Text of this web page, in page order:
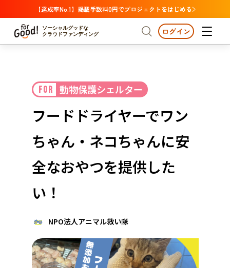
【達成率No.1】掲載手数料0円でプロジェクトをはじめる
ソーシャルグッドな
クラウドファンディング
プロジェクトからさがす 注目
カテゴリーからさがす 国際協力
医療・福祉
人権・マイノリティ
関東
中国
四国
注目 新着
支援金額が多い
支援人数が多い
終了日が近い
カテゴリーからさがす
国際協力 医療・福祉
子ども・教育
環境・エシカル
人権・マイノリティ
社会貢献
地域からさがす
北海道 青森 岩手 宮城
茨城 栃木 群馬 埼玉 千葉 東京
ログイン
FOR 動物保護シェルター
フードドライヤーでワン
ちゃん・ネコちゃんに安
全なおやつを提供した
い！
NPO法人アニマル救い隊